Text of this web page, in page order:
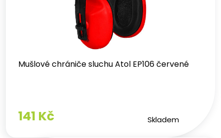
Mušlové chrániče sluchu Atol EP106 červené
141 Kč Skladem